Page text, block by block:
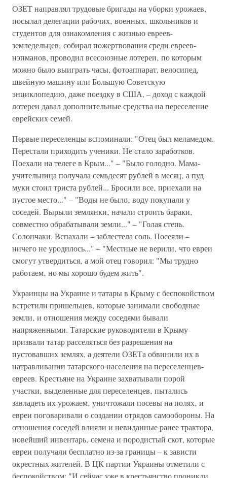
ОЗЕТ направлял трудовые бригады на уборки урожаев‚
посылал делегации рабочих‚ военных‚ школьников и
студентов для ознакомления с жизнью евреев-
земледельцев‚ собирал пожертвования среди евреев-
нэпманов, проводил всесоюзные лотереи‚ по которым
можно было выиграть часы, фотоаппарат, велосипед,
швейную машину или Большую Советскую
энциклопедию, даже поездку в США, – доход с каждой
лотереи давал дополнительные средства на переселение
еврейских семей.
Первые переселенцы вспоминали: "Отец был меламедом.
Перестали приходить ученики. Не стало заработков.
Поехали на телеге в Крым..." – "Было голодно. Мама-
учительница получала семьдесят рублей в месяц‚ а пуд
муки стоил триста рублей... Бросили все‚ приехали на
пустое место..." – "Воды не было‚ воду покупали у
соседей. Вырыли землянки‚ начали строить бараки‚
совместно обрабатывали земли..." – "Голая степь.
Солончаки. Вспахали – заблестела соль. Посеяли –
ничего не уродилось..." – "Местные не верили‚ что евреи
смогут утвердиться‚ а мой отец говорил: "Мы трудно
работаем‚ но мы хорошо будем жить".
Украинцы на Украине и татары в Крыму с беспокойством
встретили пришельцев‚ которые занимали свободные
земли‚ и отношения между соседями бывали
напряженными. Татарские руководители в Крыму
призвали татар расселяться без разрешения на
пустовавших землях, а деятели ОЗЕТа обвинили их в
натравливании татарского населения на переселенцев-
евреев. Крестьяне на Украине захватывали порой
участки‚ выделенные для переселенцев‚ пытались
завладеть их урожаем‚ уничтожали посевы на полях‚ и
евреи поговаривали о создании отрядов самообороны. На
отношения соседей влияли и невиданные ранее трактора,
новейший инвентарь‚ семена и породистый скот, которые
евреи получали бесплатно из-за границы – к зависти
окрестных жителей. В ЦК партии Украины отметили с
беспокойством: "И сейчас уже в крестьянство проникли